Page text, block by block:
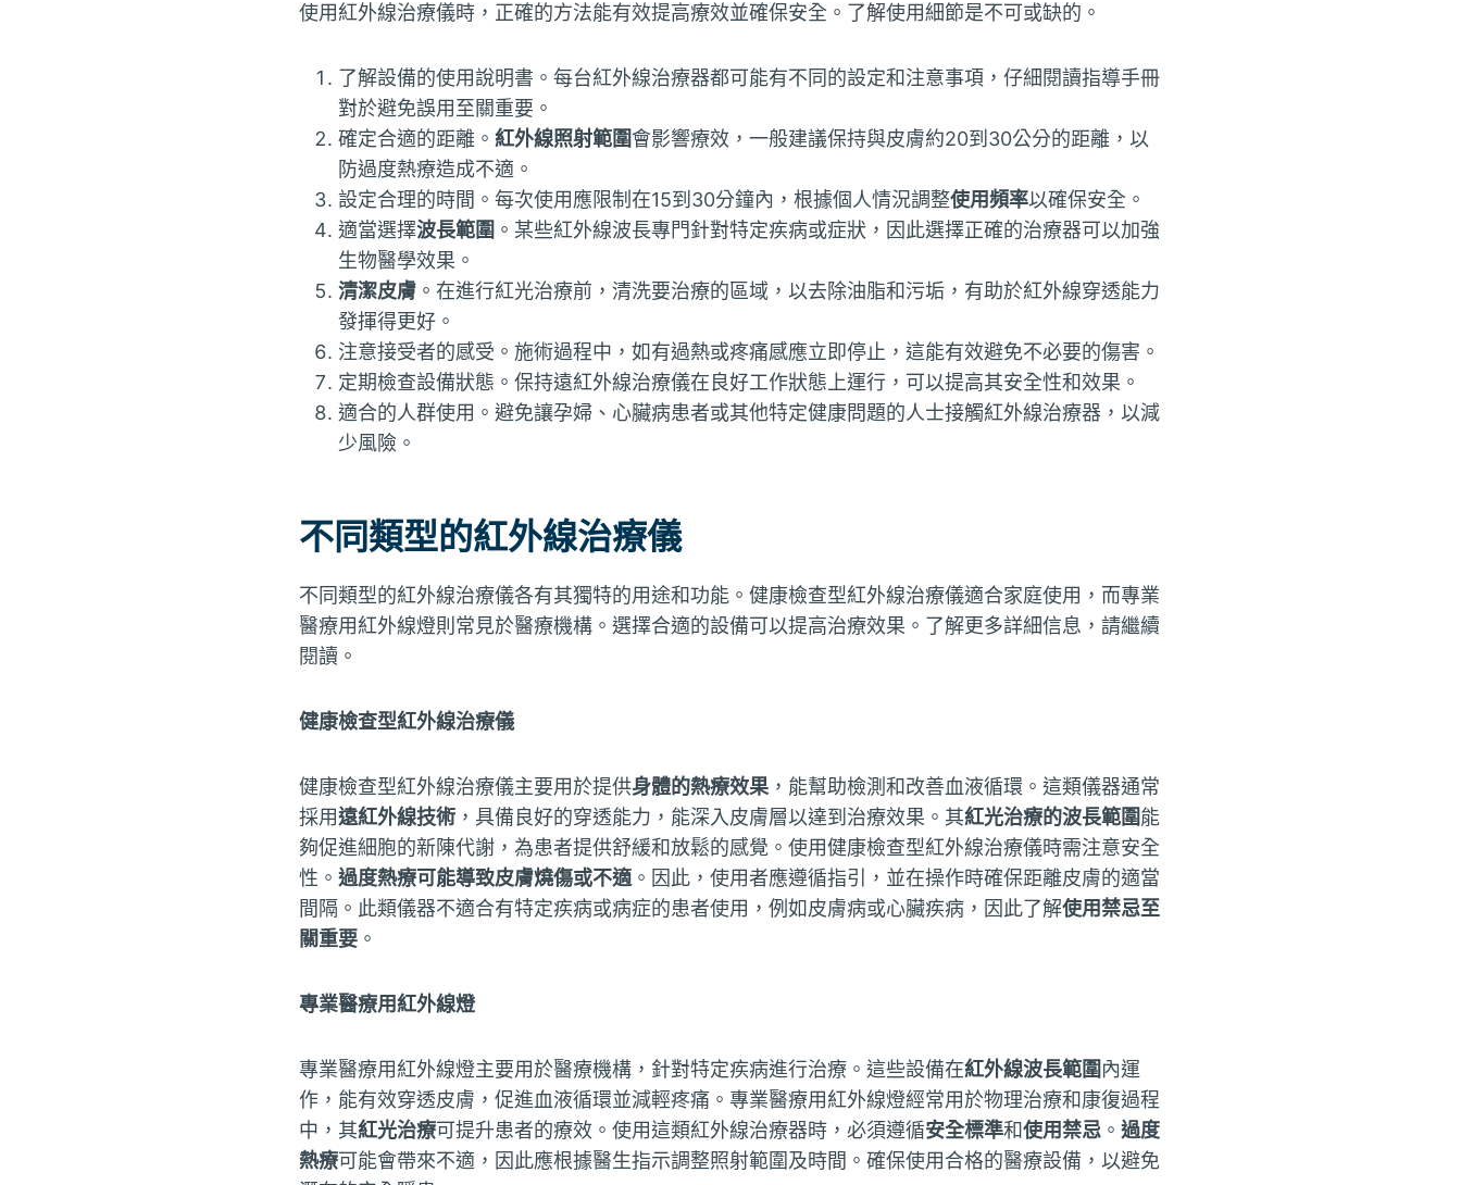
使用紅外線治療儀時，正確的方法能有效提高療效並確保安全。了解使用細節是不可或缺的。
了解設備的使用說明書。每台紅外線治療器都可能有不同的設定和注意事項，仔細閱讀指導手冊
對於避免誤用至關重要。
確定合適的距離。 紅外線照射範圍會影響療效，一般建議保持與皮膚約20到30公分的距離，以
防過度熱療造成不適。
設定合理的時間。每次使用應限制在15到30分鐘內，根據個人情況調整使用頻率以確保安全。
適當選擇波長範圍 。某些紅外線波長專門針對特定疾病或症狀，因此選擇正確的治療器可以加強
生物醫學效果。
清潔皮膚 。在進行紅光治療前，清洗要治療的區域，以去除油脂和污垢，有助於紅外線穿透能力
發揮得更好。
注意接受者的感受。施術過程中，如有過熱或疼痛感應立即停止，這能有效避免不必要的傷害。
定期檢查設備狀態。保持遠紅外線治療儀在良好工作狀態上運行，可以提高其安全性和效果。
適合的人群使用。避免讓孕婦、心臟病患者或其他特定健康問題的人士接觸紅外線治療器，以減
少風險。
不同類型的紅外線治療儀
不同類型的紅外線治療儀各有其獨特的用途和功能。健康檢查型紅外線治療儀適合家庭使用，而專業
醫療用紅外線燈則常見於醫療機構。選擇合適的設備可以提高治療效果。了解更多詳細信息，請繼續
閱讀。
健康檢查型紅外線治療儀
健康檢查型紅外線治療儀主要用於提供身體的熱療效果，能幫助檢測和改善血液循環。這類儀器通常
採用遠紅外線技術 ，具備良好的穿透能力，能深入皮膚層以達到治療效果。其紅光治療的波長範圍能
夠促進細胞的新陳代謝，為患者提供舒緩和放鬆的感覺。使用健康檢查型紅外線治療儀時需注意安全
性。 過度熱療可能導致皮膚燒傷或不適。因此，使用者應遵循指引，並在操作時確保距離皮膚的適當
間隔。此類儀器不適合有特定疾病或病症的患者使用，例如皮膚病或心臟疾病，因此了解使用禁忌至
關重要 。
專業醫療用紅外線燈
專業醫療用紅外線燈主要用於醫療機構，針對特定疾病進行治療。這些設備在紅外線波長範圍內運
作，能有效穿透皮膚，促進血液循環並減輕疼痛。專業醫療用紅外線燈經常用於物理治療和康復過程
中，其紅光治療可提升患者的療效。使用這類紅外線治療器時，必須遵循安全標準和使用禁忌 。 過度
熱療可能會帶來不適，因此應根據醫生指示調整照射範圍及時間。確保使用合格的醫療設備，以避免